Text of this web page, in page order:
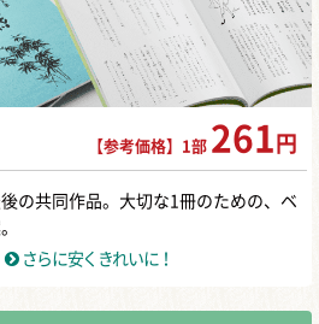
か？ 「ライブ感を大切にしてい
という方も多いと思いますが、
を作るの […]
作るには何から始める？即売
を初めて作るから、何からは
よいかわからない」 このよう
を持っている方はいません
【参考価格】1部 261 円
の共同作品。大切な1冊のための、ベ
さらに安くきれいに！